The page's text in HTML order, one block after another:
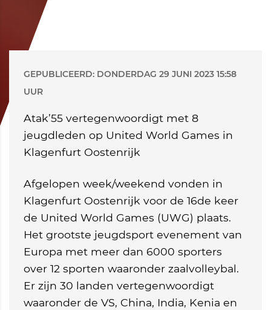
GEPUBLICEERD: DONDERDAG 29 JUNI 2023 15:58
UUR
Atak’55 vertegenwoordigt met 8
jeugdleden op United World Games in
Klagenfurt Oostenrijk
Afgelopen week/weekend vonden in
Klagenfurt Oostenrijk voor de 16de keer
de United World Games (UWG) plaats.
Het grootste jeugdsport evenement van
Europa met meer dan 6000 sporters
over 12 sporten waaronder zaalvolleybal.
Er zijn 30 landen vertegenwoordigt
waaronder de VS, China, India, Kenia en